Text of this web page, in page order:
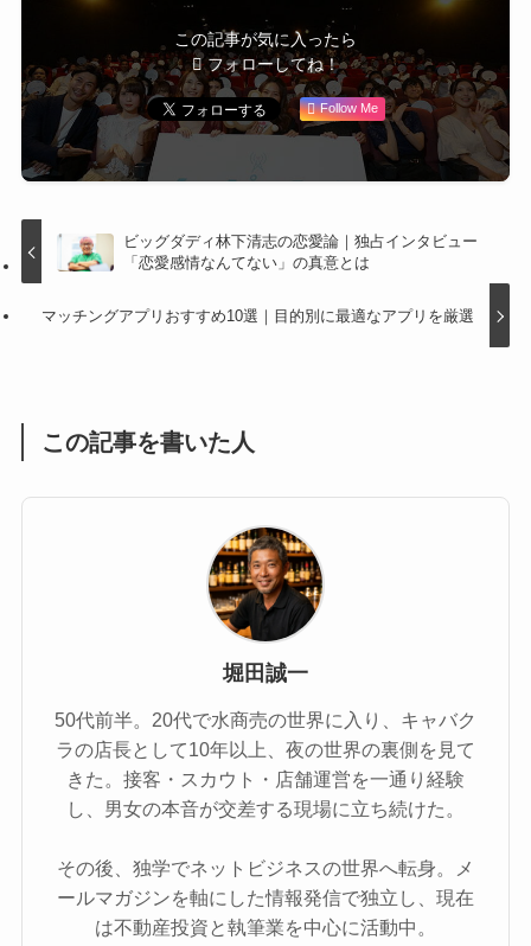
この記事が気に入ったら
フォローしてね！
Follow Me
ビッグダディ林下清志の恋愛論｜独占インタビュー
「恋愛感情なんてない」の真意とは
マッチングアプリおすすめ10選｜目的別に最適なアプリを厳選
この記事を書いた人
堀田誠一
50代前半。20代で水商売の世界に入り、キャバク
ラの店長として10年以上、夜の世界の裏側を見て
きた。接客・スカウト・店舗運営を一通り経験
し、男女の本音が交差する現場に立ち続けた。
その後、独学でネットビジネスの世界へ転身。メ
ールマガジンを軸にした情報発信で独立し、現在
は不動産投資と執筆業を中心に活動中。